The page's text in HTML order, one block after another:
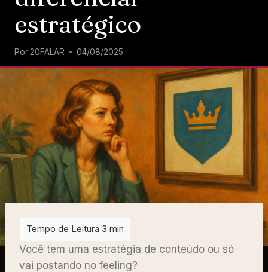
estratégico
Por 20FALAR 04/08/2025
Você tem uma estratégia de conteúdo ou só
vai postando no feeling?